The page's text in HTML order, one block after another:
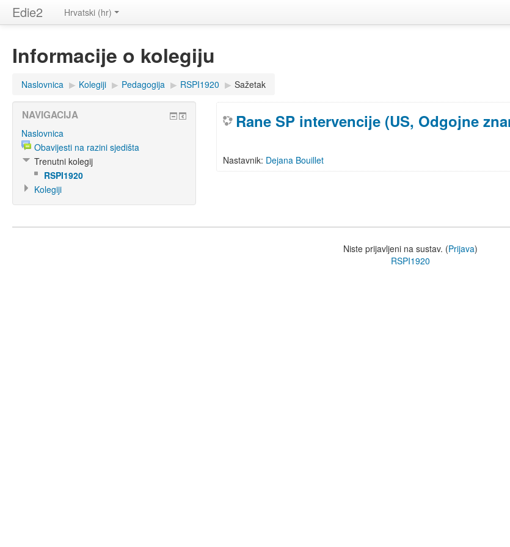
Edie2 Hrvatski (hr)
Informacije o kolegiju
Naslovnica ▶ Kolegiji ▶ Pedagogija ▶ RSPI1920 ▶ Sažetak
Rane SP intervencije (US, Odgojne
Nastavnik: Dejana Bouillet
NAVIGACIJA
Naslovnica
Obavijesti na razini sjedišta
Trenutni kolegij
RSPI1920
Kolegiji
Niste prijavljeni na sustav. (Prijava)
RSPI1920